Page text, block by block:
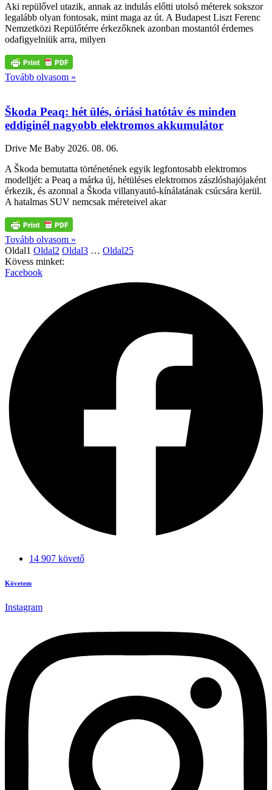
Aki repülővel utazik, annak az indulás előtti utolsó méterek sokszor
legalább olyan fontosak, mint maga az út. A Budapest Liszt Ferenc
Nemzetközi Repülőtérre érkezőknek azonban mostantól érdemes
odafigyelniük arra, milyen
Tovább olvasom »
Škoda Peaq: hét ülés, óriási hatótáv és minden
eddiginél nagyobb elektromos akkumulátor
Drive Me Baby 2026. 08. 06.
A Škoda bemutatta történetének egyik legfontosabb elektromos
modelljét: a Peaq a márka új, hétüléses elektromos zászlóshajójaként
érkezik, és azonnal a Škoda villanyautó-kínálatának csúcsára kerül.
A hatalmas SUV nemcsak méreteivel akar
Tovább olvasom »
Oldal1 Oldal2 Oldal3 … Oldal25
Kövess minket:
Facebook
14 907 követő
Követem
Instagram